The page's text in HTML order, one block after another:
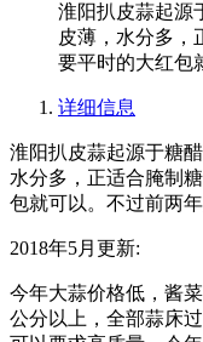
淮阳扒皮蒜起源
皮薄，水分多，
要平时的大红包
详细信息
淮阳扒皮蒜起源于糖
水分多，正适合腌制
包就可以。不过前两
2018年5月更新:
今年大蒜价格低，酱
公分以上，全部蒜床